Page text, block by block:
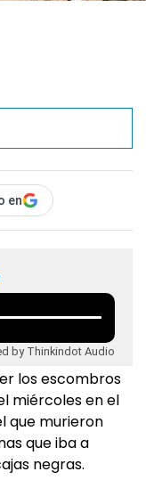
en
by Thinkindot Audio
los escombros
miércoles en el
que murieron
que iba a
negras.